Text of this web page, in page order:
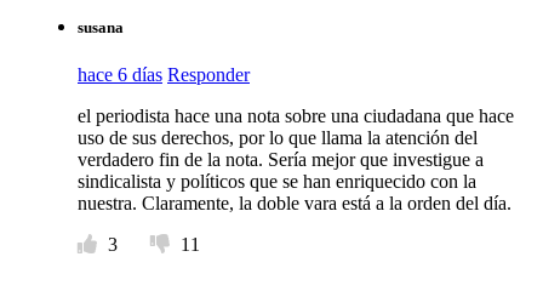
susana
hace 6 días Responder
el periodista hace una nota sobre una ciudadana que hace
uso de sus derechos, por lo que llama la atención del
verdadero fin de la nota. Sería mejor que investigue a
sindicalista y políticos que se han enriquecido con la
nuestra. Claramente, la doble vara está a la orden del día.
3
11